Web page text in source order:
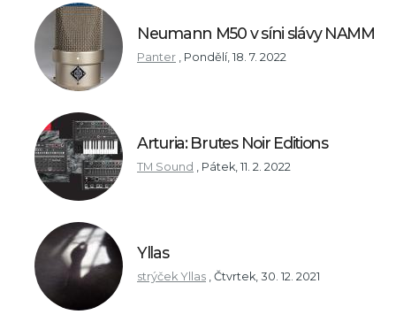
Neumann M50 v síni slávy NAMM
Panter Pondělí, 18. 7. 2022
Arturia: Brutes Noir Editions
TM Sound Pátek, 11. 2. 2022
Yllas
strýček Yllas Čtvrtek, 30. 12. 2021